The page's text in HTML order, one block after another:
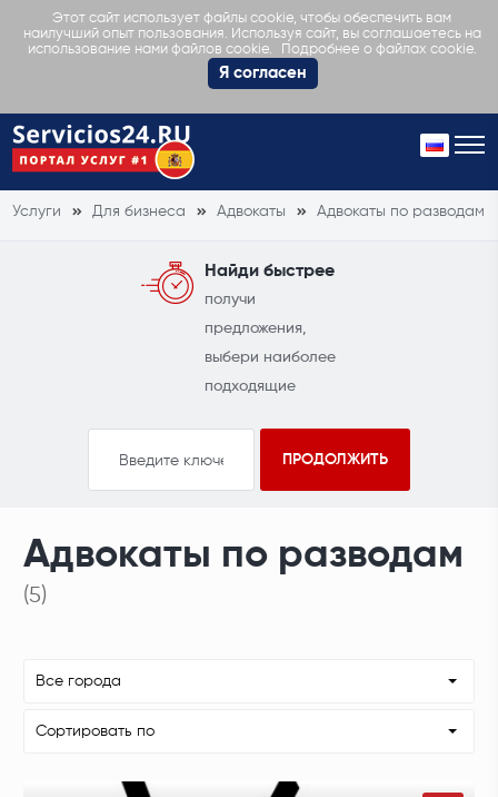
Этот сайт использует файлы cookie, чтобы обеспечить вам
наилучший опыт пользования. Используя сайт, вы соглашаетесь на
использование нами файлов cookie.
Подробнее о файлах cookie.
Я согласен
Услуги Для бизнеса Адвокаты Адвокаты по разводам
Найди быстрее
получи
предложения,
выбери наиболее
подходящие
Адвокаты по разводам
(5)
Все города
Сортировать по